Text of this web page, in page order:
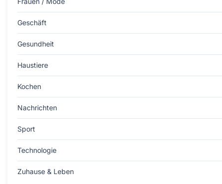
Geschäft
Gesundheit
Haustiere
Kochen
Nachrichten
Sport
Technologie
Zuhause & Leben